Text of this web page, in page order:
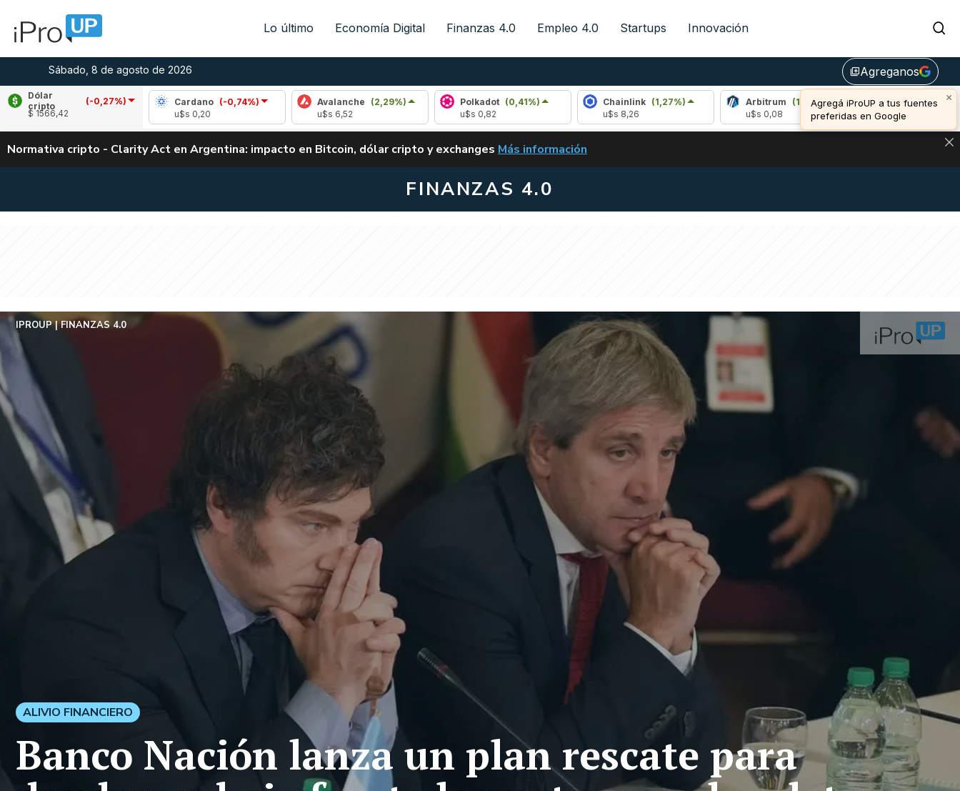
Lo último Economía Digital Finanzas 4.0 Empleo 4.0 Startups Innovación
Sábado, 8 de agosto de 2026 library_addAgreganos
×
Agregá iProUP a tus fuentes
preferidas en Google
Dólar
cripto
(-0,27%)
$ 1566,42
(0,93%)
Cardano (-0,74%)
Avalanche (2,29%)
Polkadot (0,41%)
Chainlink
(1,27%)
Arbitrum (1,24%)
Bitcoin
(1,17%)
u$s 64.989,00
Normativa cripto - Clarity Act en Argentina: impacto en Bitcoin, dólar cripto y exchanges CLARITY ACT EN ARGENTINA: IMPACTO EN BITCOIN, DÓLAR CRIPTO Y EXCHANGES
Más información
FINANZAS 4.0
IPROUP FINANZAS 4.0
ALIVIO FINANCIERO
Banco Nación lanza un plan rescate para